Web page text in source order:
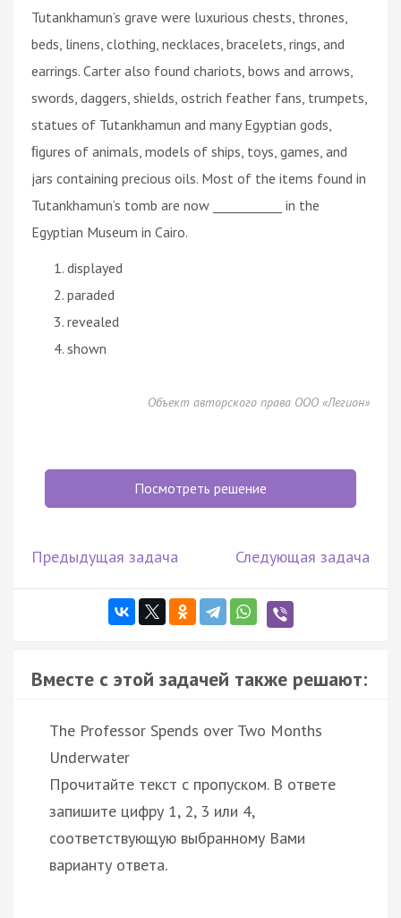
Tutankhamun’s grave were luxurious chests, thrones,
beds, linens, clothing, necklaces, bracelets, rings, and
earrings. Carter also found chariots, bows and arrows,
swords, daggers, shields, ostrich feather fans, trumpets,
statues of Tutankhamun and many Egyptian gods,
ﬁgures of animals, models of ships, toys, games, and
jars containing precious oils. Most of the items found in
Tutankhamun’s tomb are now ___________ in the
Egyptian Museum in Cairo.
displayed
paraded
revealed
shown
Объект авторского права ООО «Легион»
Посмотреть решение
Предыдущая задача Следующая задача
Вместе с этой задачей также решают:
The Professor Spends over Two Months
Underwater
Прочитайте текст с пропуском. В ответе
запишите цифру 1, 2, 3 или 4,
соответствующую выбранному Вами
варианту ответа.